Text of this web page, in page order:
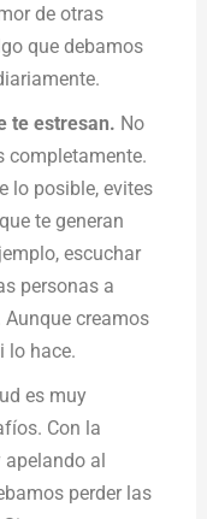
de otras
que debamos
te estresan. No
completamente.
lo posible, evites
te generan
escuchar
personas a
creamos
lo hace.
es muy
Con la
apelando al
perder las